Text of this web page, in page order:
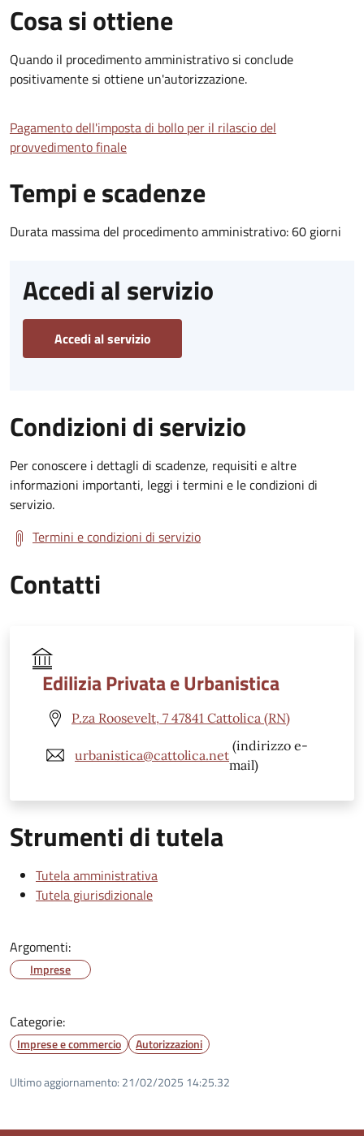
Cosa si ottiene
Quando il procedimento amministrativo si conclude
positivamente si ottiene un'autorizzazione.
Pagamento dell'imposta di bollo per il rilascio del
provvedimento finale
Tempi e scadenze
Durata massima del procedimento amministrativo: 60 giorni
Accedi al servizio
Accedi al servizio
Condizioni di servizio
Per conoscere i dettagli di scadenze, requisiti e altre
informazioni importanti, leggi i termini e le condizioni di
servizio.
Termini e condizioni di servizio
Contatti
Edilizia Privata e Urbanistica
P.za Roosevelt, 7 47841 Cattolica (RN)
urbanistica@cattolica.net
(indirizzo e-
mail)
Strumenti di tutela
Tutela amministrativa
Tutela giurisdizionale
Argomenti:
Imprese
Categorie:
Imprese e commercio Autorizzazioni
Ultimo aggiornamento: 21/02/2025 14:25.32